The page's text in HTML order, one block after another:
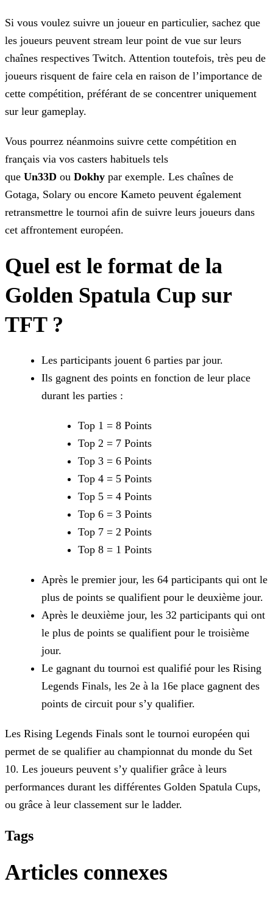
Si vous voulez suivre un joueur en particulier, sachez que
les joueurs peuvent stream leur point de vue sur leurs
chaînes respectives Twitch. Attention toutefois, très peu de
joueurs risquent de faire cela en raison de l’importance de
cette compétition, préférant de se concentrer uniquement
sur leur gameplay.
Vous pourrez néanmoins suivre cette compétition en
français via vos casters habituels tels
que Un33D ou Dokhy par exemple. Les chaînes de
Gotaga, Solary ou encore Kameto peuvent également
retransmettre le tournoi afin de suivre leurs joueurs dans
cet affrontement européen.
Quel est le format de la
Golden Spatula Cup sur
TFT ?
Les participants jouent 6 parties par jour.
Ils gagnent des points en fonction de leur place
durant les parties :
Top 1 = 8 Points
Top 2 = 7 Points
Top 3 = 6 Points
Top 4 = 5 Points
Top 5 = 4 Points
Top 6 = 3 Points
Top 7 = 2 Points
Top 8 = 1 Points
Après le premier jour, les 64 participants qui ont le
plus de points se qualifient pour le deuxième jour.
Après le deuxième jour, les 32 participants qui ont
le plus de points se qualifient pour le troisième
jour.
Le gagnant du tournoi est qualifié pour les Rising
Legends Finals, les 2e à la 16e place gagnent des
points de circuit pour s’y qualifier.
Les Rising Legends Finals sont le tournoi européen qui
permet de se qualifier au championnat du monde du Set
10. Les joueurs peuvent s’y qualifier grâce à leurs
performances durant les différentes Golden Spatula Cups,
ou grâce à leur classement sur le ladder.
Tags
Articles connexes